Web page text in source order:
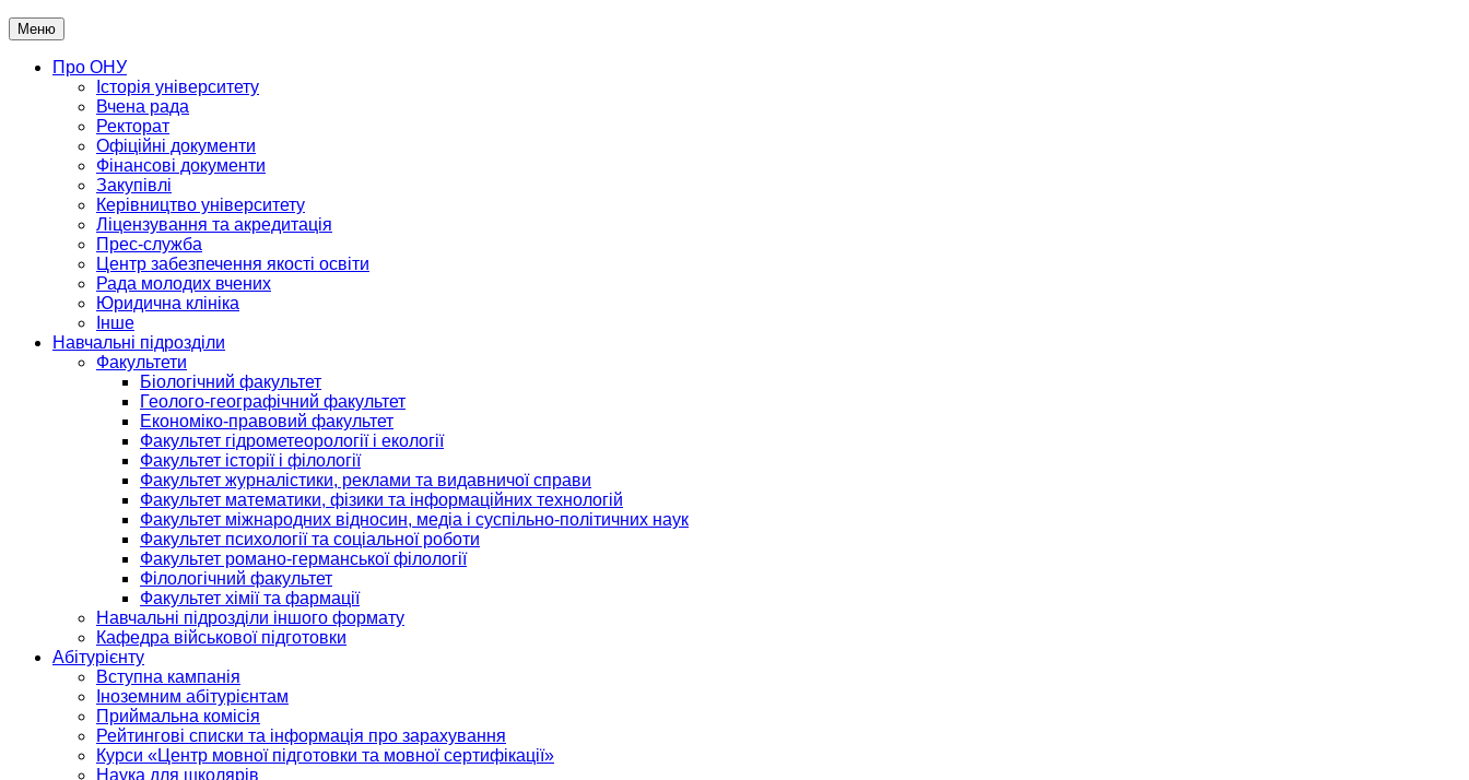
Меню
Про ОНУ
Історія університету
Вчена рада
Ректорат
Офіційні документи
Фінансові документи
Закупівлі
Керівництво університету
Ліцензування та акредитація
Прес-служба
Центр забезпечення якості освіти
Рада молодих вчених
Юридична клініка
Інше
Навчальні підрозділи
Факультети
Біологічний факультет
Геолого-географічний факультет
Економіко-правовий факультет
Факультет гідрометеорології і екології
Факультет історії і філології
Факультет журналістики, реклами та видавничої справи
Факультет математики, фізики та інформаційних технологій
Факультет міжнародних відносин, медіа і суспільно-політичних наук
Факультет психології та соціальної роботи
Факультет романо-германської філології
Філологічний факультет
Факультет хімії та фармації
Навчальні підрозділи іншого формату
Кафедра військової підготовки
Абітурієнту
Вступна кампанія
Іноземним абітурієнтам
Приймальна комісія
Рейтингові списки та інформація про зарахування
Курси «Центр мовної підготовки та мовної сертифікації»
Наука для школярів